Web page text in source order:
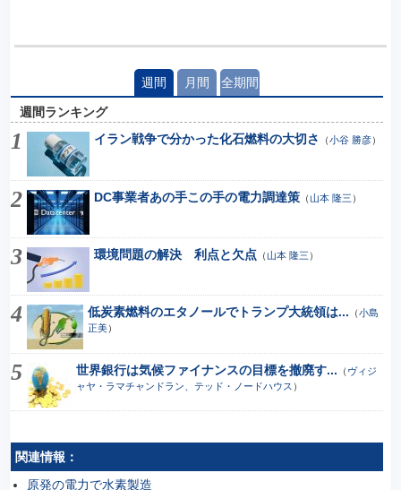
週間 月間 全期間
週間ランキング
イラン戦争で分かった化石燃料の大切さ
（小谷 勝彦）
DC事業者あの手この手の電力調達策（山本 隆三 ）
環境問題の解決 利点と欠点 （山本 隆三 ）
低炭素燃料のエタノールでトランプ大統領は... （小島
正美）
世界銀行は気候ファイナンスの目標を撤廃す... （ ヴィジ
ャヤ・ラマチャンドラン、テッド・ノードハウス ）
関連情報：
原発の電力で水素製造